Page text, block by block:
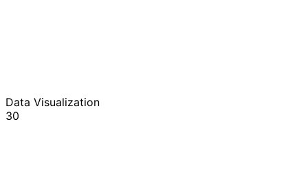
Data Visualization
30